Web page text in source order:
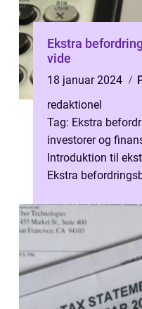
Ekstra
vide
18 januar 2024
redaktionel
Tag: Ekstra
investorer og
Introduktion til
Ekstra